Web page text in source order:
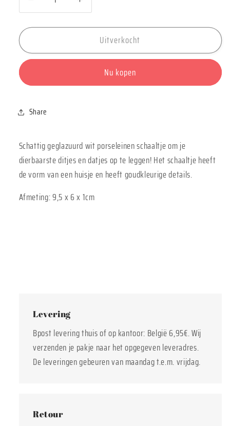
Aantal
verlagen
voor
huis
Räder
Aantal
verhogen
voor
Schaaltje
huis
Räder
Uitverkocht
Nu kopen
Share
Schattig geglazuurd wit porseleinen schaaltje om je
dierbaarste ditjes en datjes op te leggen! Het schaaltje heeft
de vorm van een huisje en heeft goudkleurige details.
Afmeting: 9,5 x 6 x 1cm
Levering
Bpost levering thuis of op kantoor: België 6,95€. Wij
verzenden je pakje naar het opgegeven leveradres.
De leveringen gebeuren van maandag t.e.m. vrijdag.
Retour